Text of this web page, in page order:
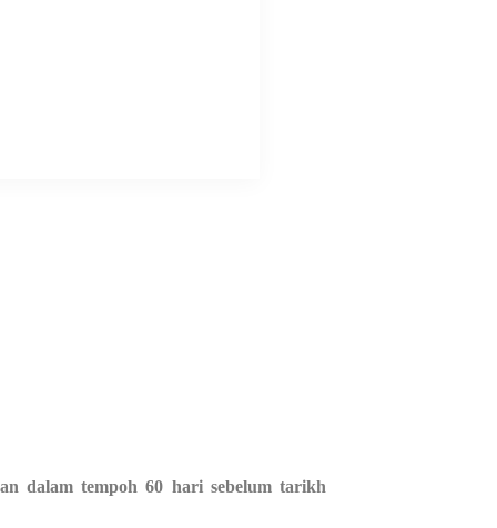
dalam tempoh 60 hari sebelum tarikh